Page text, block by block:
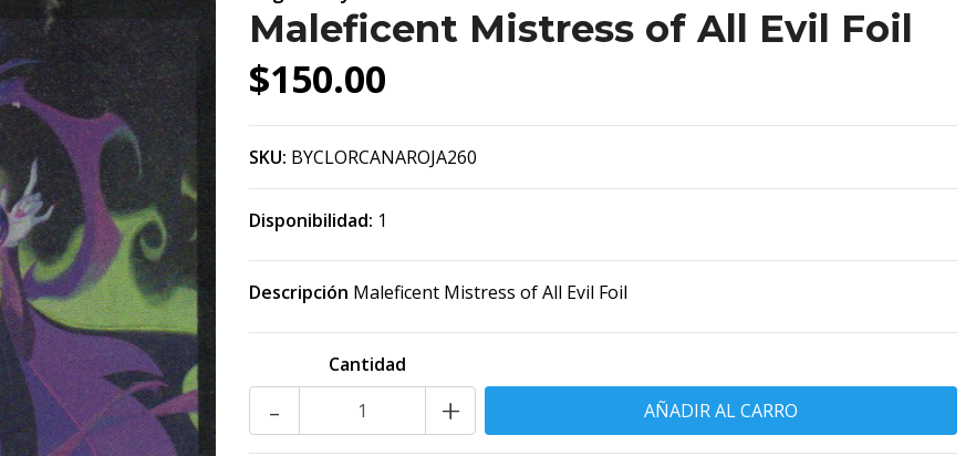
Maleficent Mistress of All Evil Foil
$150.00
SKU: BYCLORCANAROJA260
Disponibilidad: 1
Descripción Maleficent Mistress of All Evil Foil
Cantidad
+
-